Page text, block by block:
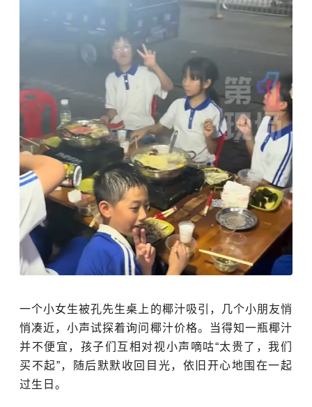
一个小女生被孔先生桌上的椰汁吸引，
几个小朋友悄
悄凑近，小声试探着询问椰汁价格。当得知一瓶椰汁
并不便宜，孩子们互相对视小声嘀咕“太贵了，我们
买不起”，随后默默收回目光，依旧开心地围在一起
过生日。